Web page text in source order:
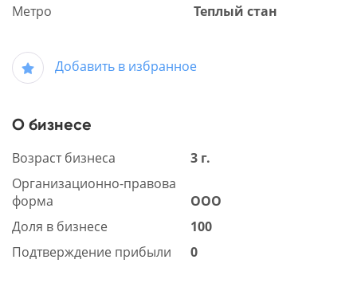
Метро Теплый стан
Добавить в избранное
О бизнесе
Возраст бизнеса
3 г.
Организационно-правова
форма
ООО
Доля в бизнесе
100
Подтверждение прибыли
0